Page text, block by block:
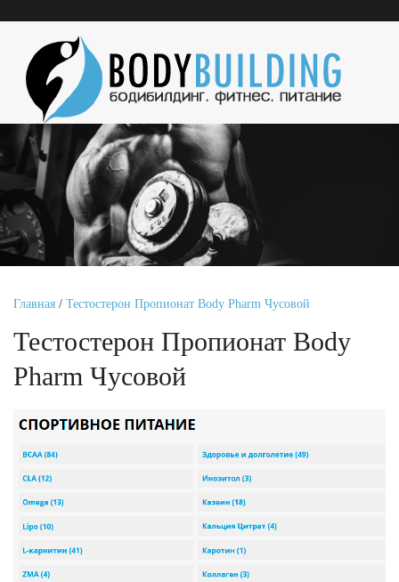
Главная / Тестостерон Пропионат Body Pharm Чусовой
Тестостерон Пропионат Body
Pharm Чусовой